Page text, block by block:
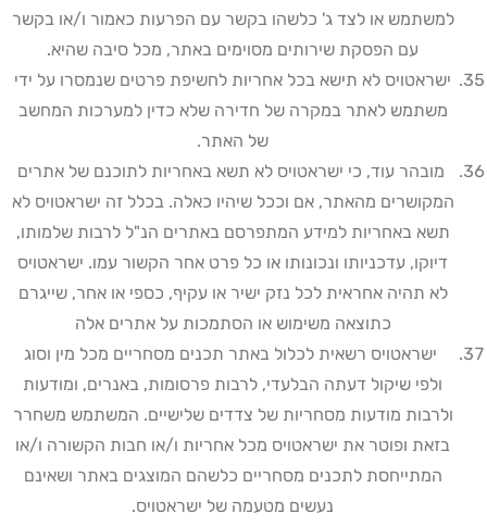
למשתמש או לצד ג' כלשהו בקשר עם הפרעות כאמור ו/או בקשר
עם הפסקת שירותים מסוימים באתר, מכל סיבה שהיא.
ישראטויס לא תישא בכל אחריות לחשיפת פרטים שנמסרו על ידי
משתמש לאתר במקרה של חדירה שלא כדין למערכות המחשב
של האתר.
מובהר עוד, כי ישראטויס לא תשא באחריות לתוכנם של אתרים
המקושרים מהאתר, אם וככל שיהיו כאלה. בכלל זה ישראטויס לא
תשא באחריות למידע המתפרסם באתרים הנ"ל לרבות שלמותו,
דיוקו, עדכניותו ונכונותו או כל פרט אחר הקשור עמו. ישראטויס
לא תהיה אחראית לכל נזק ישיר או עקיף, כספי או אחר, שייגרם
כתוצאה משימוש או הסתמכות על אתרים אלה
ישראטויס רשאית לכלול באתר תכנים מסחריים מכל מין וסוג
ולפי שיקול דעתה הבלעדי, לרבות פרסומות, באנרים, ומודעות
ולרבות מודעות מסחריות של צדדים שלישיים. המשתמש משחרר
בזאת ופוטר את ישראטויס מכל אחריות ו/או חבות הקשורה ו/או
המתייחסת לתכנים מסחריים כלשהם המוצגים באתר ושאינם
נעשים מטעמה של ישראטויס.